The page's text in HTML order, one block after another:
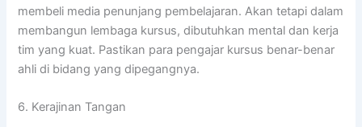
membeli media penunjang pembelajaran. Akan tetapi dalam
membangun lembaga kursus, dibutuhkan mental dan kerja
tim yang kuat. Pastikan para pengajar kursus benar-benar
ahli di bidang yang dipegangnya.
6. Kerajinan Tangan